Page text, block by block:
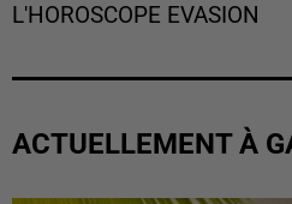
L'HOROSCOPE EVASION
ACTUELLEMENT À